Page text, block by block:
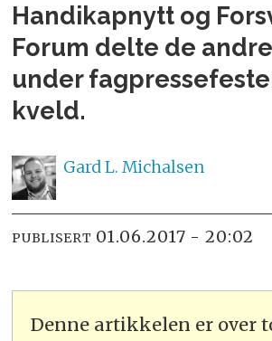
Handikapnytt og
Forum delte de
under
kveld.
Gard L. Michalsen
PUBLISERT 01.06.2017 - 20:02
Denne artikkelen er over